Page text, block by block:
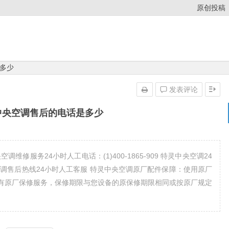
原创投稿
少
空调售后的电话是多少
发表评论
调维修服务24小时人工电话：(1)400-1865-909 特灵中央空调24
售后热线24小时人工客服 特灵中央空调原厂配件保障：使用原厂
厂保修服务，保修期限与您设备的原保修期限相同或按原厂规定